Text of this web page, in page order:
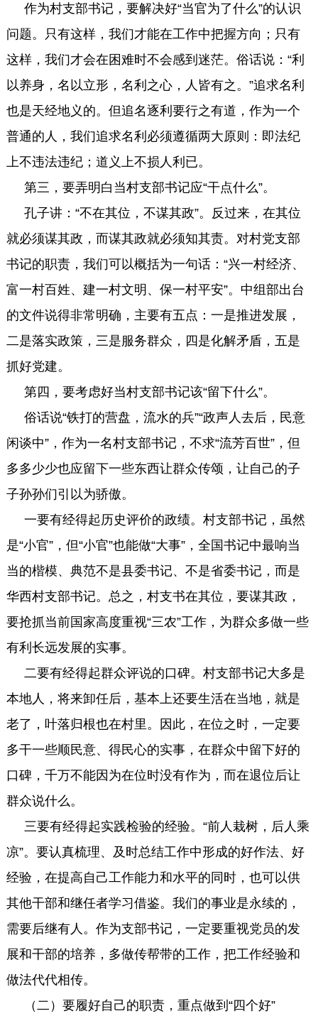
作为村支部书记，要解决好“当官为了什么”的认识
问题。只有这样，我们才能在工作中把握方向；只有
这样，我们才会在困难时不会感到迷茫。俗话说：“利
以养身，名以立形，名利之心，人皆有之。”追求名利
也是天经地义的。但追名逐利要行之有道，作为一个
普通的人，我们追求名利必须遵循两大原则：即法纪
上不违法违纪；道义上不损人利已。
第三，要弄明白当村支部书记应“干点什么”。
孔子讲：“不在其位，不谋其政”。反过来，在其位
就必须谋其政，而谋其政就必须知其责。对村党支部
书记的职责，我们可以概括为一句话：“兴一村经济、
富一村百姓、建一村文明、保一村平安”。中组部出台
的文件说得非常明确，主要有五点：一是推进发展，
二是落实政策，三是服务群众，四是化解矛盾，五是
抓好党建。
第四，要考虑好当村支部书记该“留下什么”。
俗话说“铁打的营盘，流水的兵”“政声人去后，民意
闲谈中”，作为一名村支部书记，不求“流芳百世”，但
多多少少也应留下一些东西让群众传颂，让自己的子
子孙孙们引以为骄傲。
一要有经得起历史评价的政绩。村支部书记，虽然
是“小官”，但“小官”也能做“大事”，全国书记中最响当
当的楷模、典范不是县委书记、不是省委书记，而是
华西村支部书记。总之，村支书在其位，要谋其政，
要抢抓当前国家高度重视“三农”工作，为群众多做一些
有利长远发展的实事。
二要有经得起群众评说的口碑。村支部书记大多是
本地人，将来卸任后，基本上还要生活在当地，就是
老了，叶落归根也在村里。因此，在位之时，一定要
多干一些顺民意、得民心的实事，在群众中留下好的
口碑，千万不能因为在位时没有作为，而在退位后让
群众说什么。
三要有经得起实践检验的经验。“前人栽树，后人乘
凉”。要认真梳理、及时总结工作中形成的好作法、好
经验，在提高自己工作能力和水平的同时，也可以供
其他干部和继任者学习借鉴。我们的事业是永续的，
需要后继有人。作为支部书记，一定要重视党员的发
展和干部的培养，多做传帮带的工作，把工作经验和
做法代代相传。
（二）要履好自己的职责，重点做到“四个好”